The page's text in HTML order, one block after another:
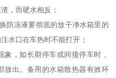
，而硬水相反；
防冻液要彻底的放干净水箱里的
水口在车热时不能打开；
，如长期停车或间接停车时，
放出。备用的水箱散热器有效环